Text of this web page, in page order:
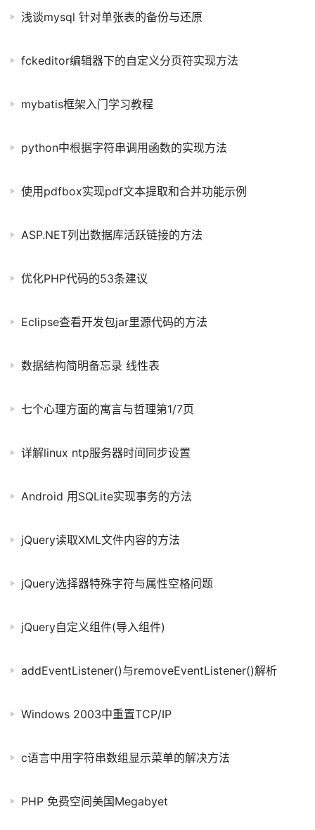
浅谈mysql 针对单张表的备份与还原
fckeditor编辑器下的自定义分页符实现方法
mybatis框架入门学习教程
python中根据字符串调用函数的实现方法
使用pdfbox实现pdf文本提取和合并功能示例
ASP.NET列出数据库活跃链接的方法
优化PHP代码的53条建议
Eclipse查看开发包jar里源代码的方法
数据结构简明备忘录 线性表
七个心理方面的寓言与哲理第1/7页
详解linux ntp服务器时间同步设置
Android 用SQLite实现事务的方法
jQuery读取XML文件内容的方法
jQuery选择器特殊字符与属性空格问题
jQuery自定义组件(导入组件)
addEventListener()与removeEventListener()解析
Windows 2003中重置TCP/IP
c语言中用字符串数组显示菜单的解决方法
PHP 免费空间美国Megabyet